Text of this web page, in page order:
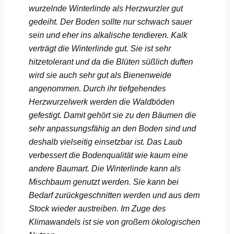
wurzelnde Winterlinde als Herzwurzler gut
gedeiht. Der Boden sollte nur schwach sauer
sein und eher ins alkalische tendieren. Kalk
verträgt die Winterlinde gut. Sie ist sehr
hitzetolerant und da die Blüten süßlich duften
wird sie auch sehr gut als Bienenweide
angenommen. Durch ihr tiefgehendes
Herzwurzelwerk werden die Waldböden
gefestigt. Damit gehört sie zu den Bäumen die
sehr anpassungsfähig an den Boden sind und
deshalb vielseitig einsetzbar ist. Das Laub
verbessert die Bodenqualität wie kaum eine
andere Baumart. Die Winterlinde kann als
Mischbaum genutzt werden. Sie kann bei
Bedarf zurückgeschnitten werden und aus dem
Stock wieder austreiben. Im Zuge des
Klimawandels ist sie von großem ökologischen
Fürstenfeldbruck
Fürth
Geiselwind
Gelnhausen
Gersfeld
Gotha
Göppingen
Görlitz